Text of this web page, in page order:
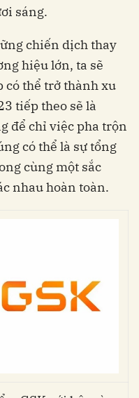
sáng.
chiến dịch thay
hiệu lớn, ta sẽ
có thể trở thành xu
tiếp theo sẽ là
để chỉ việc pha trộn
có thể là sự tổng
cùng một sắc
nhau hoàn toàn.